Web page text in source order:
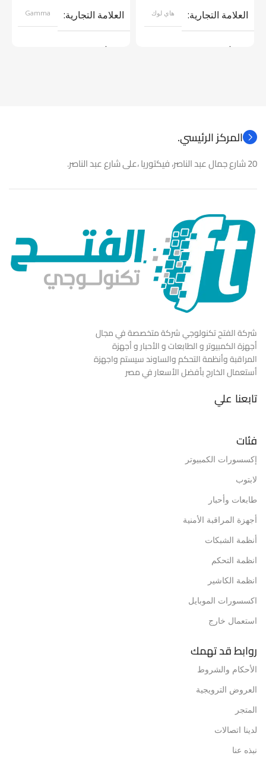
العلامة التجارية هاي لوك
موديل
العلامة التجارية Gamma
موديل
المركز الرئيسي.
20 شارع جمال عبد الناصر، فيكتوريا ،على شارع عبد الناصر.
شركة الفتح تكنولوجي شركة متخصصة في مجال
أجهزة الكمبيوتر و الطابعات و الأحبار و أجهزة
المراقبة وأنظمة التحكم والساوند سيستم واجهزة
أستعمال الخارج بأفضل الأسعار في مصر
تابعنا علي
فئات
إكسسورات الكمبيوتر
لابتوب
طابعات وأحبار
أجهزة المراقبة الأمنية
أنظمة الشبكات
انظمة التحكم
انظمة الكاشير
اكسسورات الموبايل
استعمال خارج
روابط قد تهمك
الأحكام والشروط
العروض الترويجية
المتجر
لدينا اتصالات
نبذه عنا